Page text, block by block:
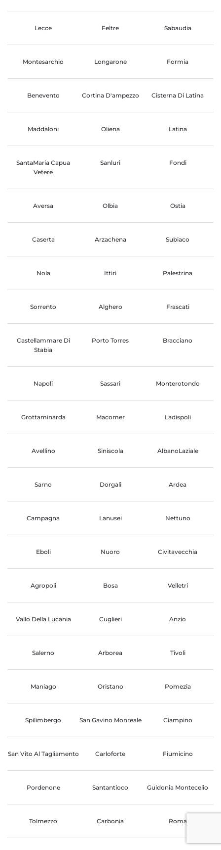
Lecce Feltre Sabaudia
Montesarchio Longarone Formia
Benevento Cortina D'ampezzo Cisterna Di Latina
Maddaloni Oliena Latina
SantaMaria Capua
Vetere
Sanluri Fondi
Aversa Olbia Ostia
Caserta Arzachena Subiaco
Nola Ittiri Palestrina
Sorrento Alghero Frascati
Castellammare Di
Stabia
Porto Torres Bracciano
Napoli Sassari Monterotondo
Grottaminarda Macomer Ladispoli
Avellino Siniscola AlbanoLaziale
Sarno Dorgali Ardea
Campagna Lanusei Nettuno
Eboli Nuoro Civitavecchia
Agropoli Bosa Velletri
Vallo Della Lucania Cuglieri Anzio
Salerno Arborea Tivoli
Maniago Oristano Pomezia
Spilimbergo San Gavino Monreale Ciampino
San Vito Al Tagliamento Carloforte Fiumicino
Pordenone Santantioco Guidonia Montecelio
Tolmezzo Carbonia Roma